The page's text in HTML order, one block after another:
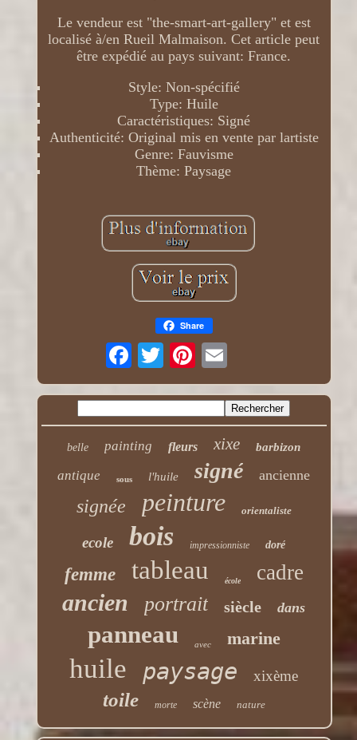
Le vendeur est "the-smart-art-gallery" et est
localisé à/en Rueil Malmaison. Cet article peut
être expédié au pays suivant: France.
Style: Non-spécifié
Type: Huile
Caractéristiques: Signé
Authenticité: Original mis en vente par lartiste
Genre: Fauvisme
Thème: Paysage
Share
belle painting fleurs xixe barbizon
antique sous l'huile signé ancienne
signée peinture orientaliste
ecole bois impressionniste doré
femme tableau école cadre
ancien portrait siècle dans
panneau avec marine
huile paysage xixème
toile morte scène nature